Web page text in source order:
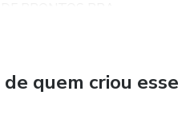
atendimento e pra ajudar
quem criou esse